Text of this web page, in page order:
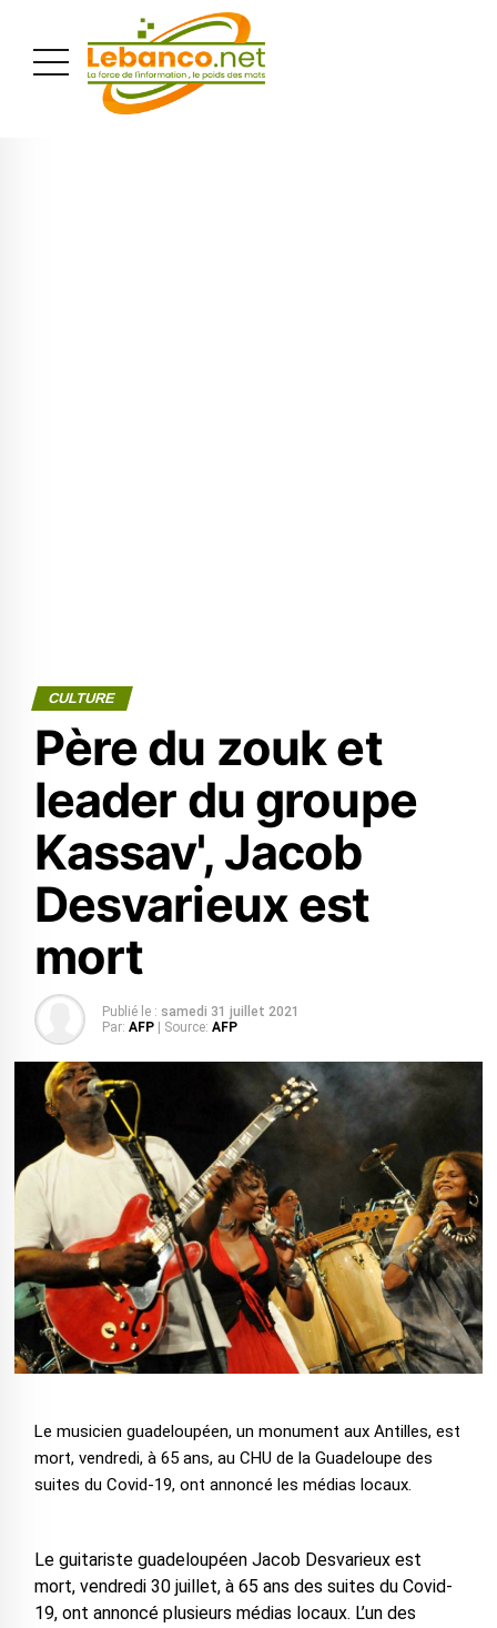
CULTURE
Père du zouk et
leader du groupe
Kassav', Jacob
Desvarieux est
mort
Publié le : samedi 31 juillet 2021
Par: AFP | Source: AFP
Le musicien guadeloupéen, un monument aux Antilles, est
mort, vendredi, à 65 ans, au CHU de la Guadeloupe des
suites du Covid-19, ont annoncé les médias locaux.
Le guitariste guadeloupéen Jacob Desvarieux est
mort, vendredi 30 juillet, à 65 ans des suites du Covid-
19, ont annoncé plusieurs médias locaux. L’un des